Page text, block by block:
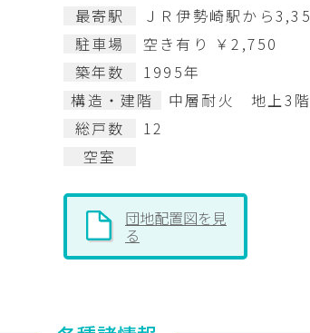
最寄駅
ＪＲ伊勢崎駅から
駐車場
空き有り ￥2,750
築年数
1995年
構造・建階
中層耐火 地上3
総戸数
12
空室
団地配置図を見
る